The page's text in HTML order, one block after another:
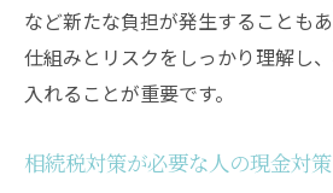
など新たな負担が発生することも
仕組みとリスクをしっかり理解し
入れることが重要です。
相続税対策が必要な人の現金対